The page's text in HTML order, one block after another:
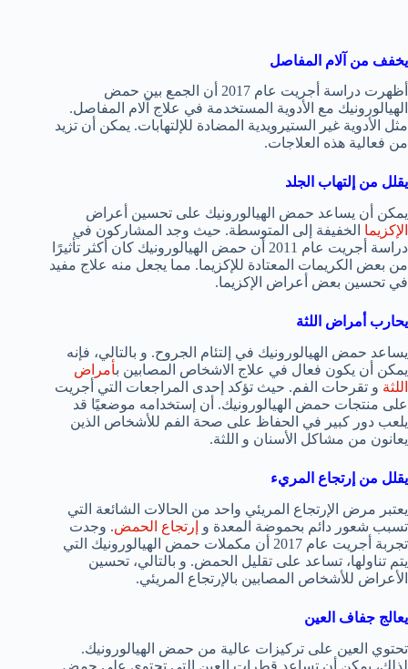
يخفف من آلام المفاصل
أظهرت دراسة أجريت عام 2017 أن الجمع بين حمض
الهيالورونيك مع الأدوية المستخدمة في علاج آلام المفاصل.
مثل الأدوية غير الستيرويدية المضادة للإلتهابات. يمكن أن تزيد
من فعالية هذه العلاجات.
يقلل من إلتهاب الجلد
يمكن أن يساعد حمض الهيالورونيك على تحسين أعراض
الإكزيما الخفيفة إلى المتوسطة. حيث وجد المشاركون في
دراسة أجريت عام 2011 أن حمض الهيالورونيك كان أكثر تأثيرًا
من بعض الكريمات المعتادة للإكزيما. مما يجعل منه علاج مفيد
في تحسين بعض أعراض الإكزيما.
يحارب أمراض اللثة
يساعد حمض الهيالورونيك في إلتئام الجروح. و بالتالي، فإنه
يمكن أن يكون فعال في علاج الاشخاص المصابين بأمراض
اللثة و تقرحات الفم. حيث تؤكد إحدى المراجعات التي أجريت
على منتجات حمض الهيالورونيك. أن إستخدامه موضعيًا قد
يلعب دور كبير في الحفاظ على صحة الفم للأشخاص الذين
يعانون من مشاكل الأسنان و اللثة.
يقلل من إرتجاع المريء
يعتبر مرض الإرتجاع المريئي واحد من الحالات الشائعة التي
تسبب شعور دائم بحموضة المعدة و إرتجاع الحمض. وجدت
تجربة أجريت عام 2017 أن مكملات حمض الهيالورونيك التي
يتم تناولها، تساعد على تقليل الحمض. و بالتالي، تحسين
الأعراض للأشخاص المصابين بالإرتجاع المريئي.
يعالج جفاف العين
تحتوي العين على تركيزات عالية من حمض الهيالورونيك.
لذلك، يمكن أن تساعد قطرات العين التي تحتوي على حمض